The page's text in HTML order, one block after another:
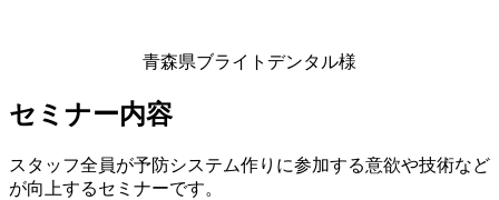
青森県ブライトデンタル様
セミナー内容
スタッフ全員が予防システム作りに参加する意欲や技術など
が向上するセミナーです。